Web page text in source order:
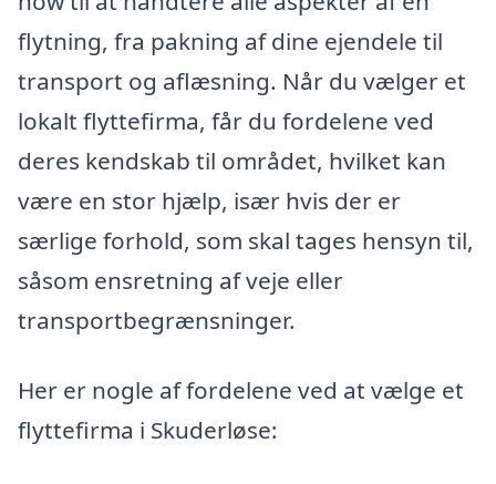
flytning, fra pakning af dine ejendele til
transport og aflæsning. Når du vælger et
lokalt flyttefirma, får du fordelene ved
deres kendskab til området, hvilket kan
være en stor hjælp, især hvis der er
særlige forhold, som skal tages hensyn til,
såsom ensretning af veje eller
transportbegrænsninger.
Her er nogle af fordelene ved at vælge et
flyttefirma i Skuderløse: